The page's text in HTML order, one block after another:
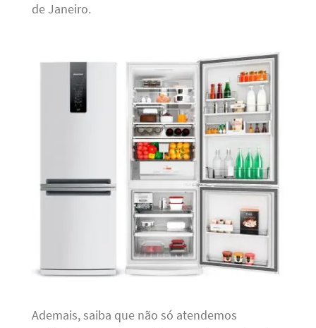
de Janeiro.
Ademais, saiba que não só atendemos